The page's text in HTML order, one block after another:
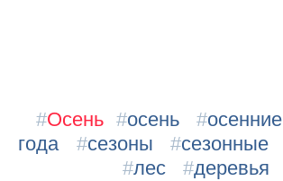
#Осень #осень #осенние
года
#сезоны #сезонные
#лес #деревья